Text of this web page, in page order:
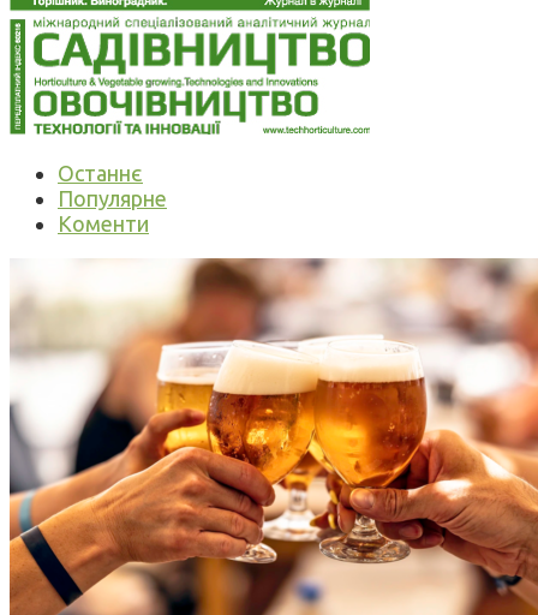
Останнє
Популярне
Коменти